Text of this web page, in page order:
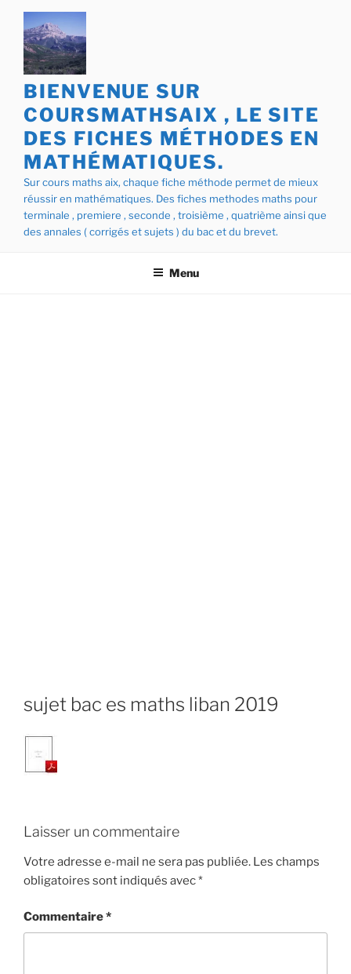
Aller
contenu
principal
BIENVENUE SUR
COURSMATHSAIX , LE SITE
DES FICHES MÉTHODES EN
MATHÉMATIQUES.
Sur cours maths aix, chaque fiche méthode permet de mieux
réussir en mathématiques. Des fiches methodes maths pour
terminale , premiere , seconde , troisième , quatrième ainsi que
des annales ( corrigés et sujets ) du bac et du brevet.
Menu
sujet bac es maths liban 2019
Laisser un commentaire
Votre adresse e-mail ne sera pas publiée. Les champs
obligatoires sont indiqués avec*
Commentaire*